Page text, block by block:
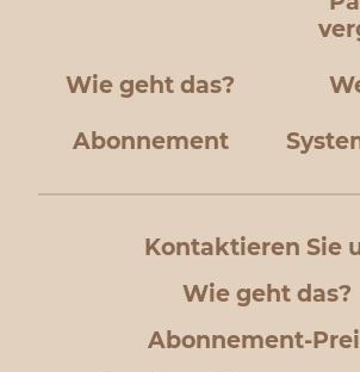
Wie geht das?
Abonnement
Kontaktieren Sie
Wie geht das?
Abonnement-